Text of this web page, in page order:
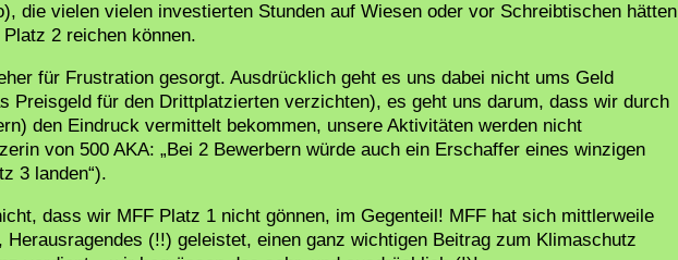
die vielen vielen investierten Stunden auf Wiesen oder vor Schreibtischen hätten
2 reichen können.
für Frustration gesorgt. Ausdrücklich geht es uns dabei nicht ums Geld
Preisgeld für den Drittplatzierten verzichten), es geht uns darum, dass wir durch
den Eindruck vermittelt bekommen, unsere Aktivitäten werden nicht
von 500 AKA: „Bei 2 Bewerbern würde auch ein Erschaffer eines winzigen
3 landen“).
dass wir MFF Platz 1 nicht gönnen, im Gegenteil! MFF hat sich mittlerweile
Herausragendes (!!) geleistet, einen ganz wichtigen Beitrag zum Klimaschutz